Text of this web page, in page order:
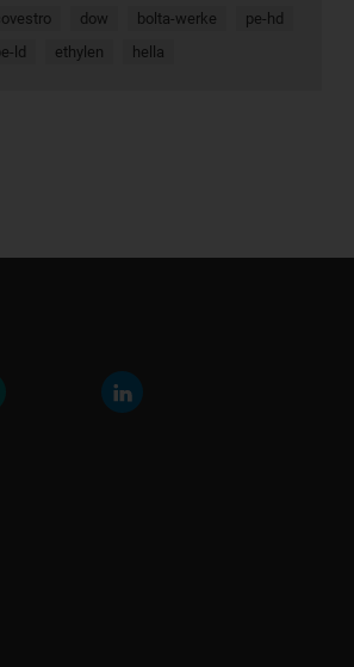
dow bolta-werke
pe-hd
ld
ethylen hella